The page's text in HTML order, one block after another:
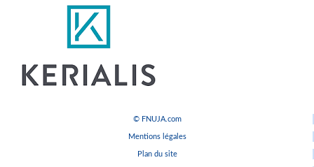
© FNUJA.com
Mentions légales
Plan du site